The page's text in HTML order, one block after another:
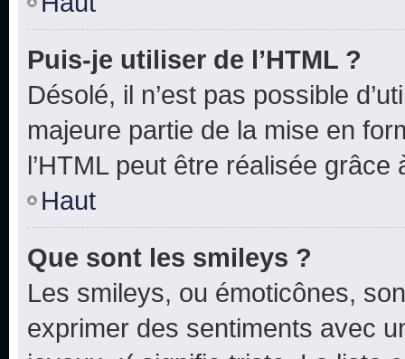
Puis-je utiliser de l’HTML ?
Désolé, il n’est pas possible
majeure partie de la mise en
l’HTML peut être réalisée grâce
Haut
Que sont les smileys ?
Les smileys, ou émoticônes,
exprimer des sentiments avec